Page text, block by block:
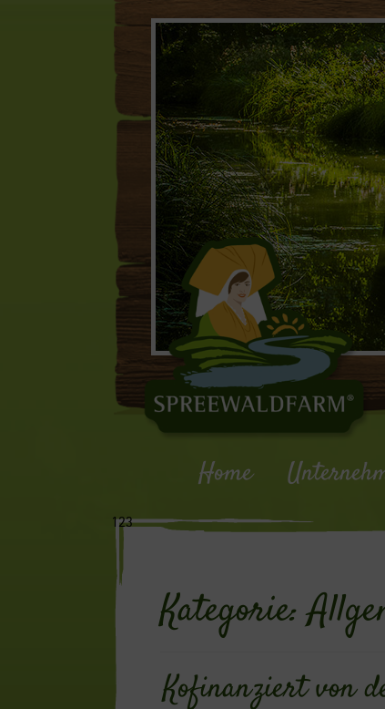
Home
123
Kategorie:
Kofinanziert von